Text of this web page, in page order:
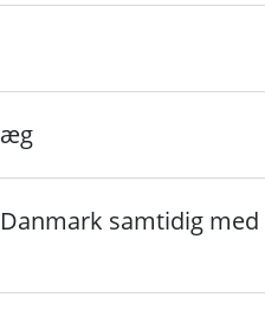
samtidig med